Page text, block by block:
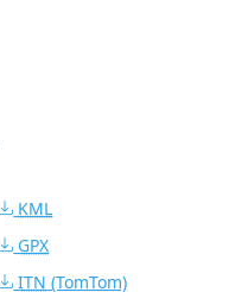
KML
GPX
ITN (TomTom)